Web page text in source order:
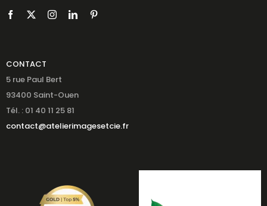
CONTACT
5 rue Paul Bert
93400 Saint-Ouen
Tél. : 01 40 11 25 81
contact@atelierimagesetcie.fr